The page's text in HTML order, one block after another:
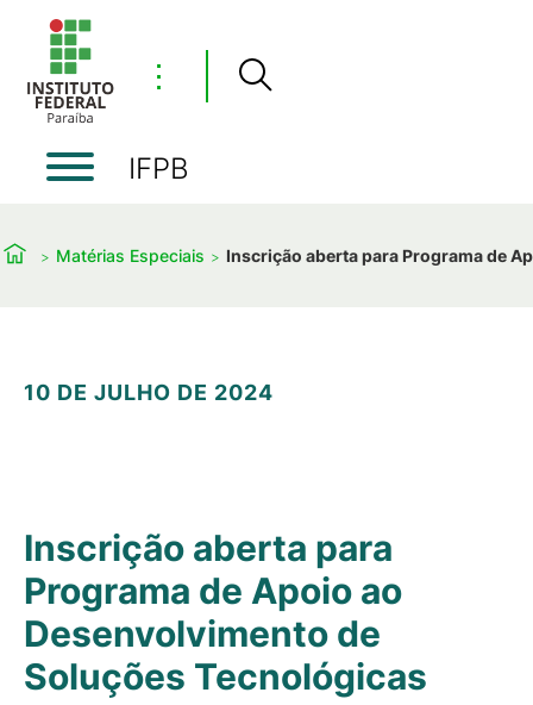
⋮
IFPB
Matérias Especiais Inscrição aberta para Programa de
10 DE JULHO DE 2024
Inscrição aberta para
Programa de Apoio ao
Desenvolvimento de
Soluções Tecnológicas